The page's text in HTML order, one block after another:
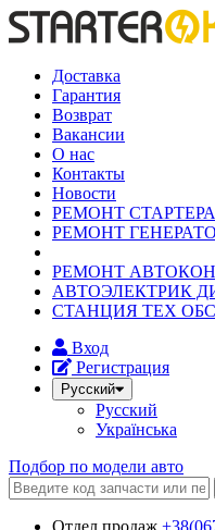
Доставка
Гарантия
Возврат
Вакансии
О нас
Контакты
Новости
РЕМОНТ СТАРТЕРА
РЕМОНТ
РЕМОНТ
АВТОЭЛЕКТРИК
СТАНЦИЯ ТЕХ
Вход
Регистрация
Русский
Русский
Українська
Подбор по модели авто
Отдел продаж